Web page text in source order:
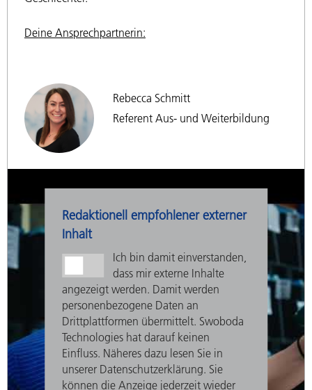
Deine Ansprechpartnerin:
Rebecca Schmitt
Referent Aus- und Weiterbildung
Redaktionell empfohlener externer
Inhalt
Ich bin damit einverstanden,
dass mir externe Inhalte
angezeigt werden. Damit werden
personenbezogene Daten an
Drittplattformen übermittelt. Swoboda
Technologies hat darauf keinen
Einfluss. Näheres dazu lesen Sie in
unserer Datenschutzerklärung. Sie
können die Anzeige jederzeit wieder